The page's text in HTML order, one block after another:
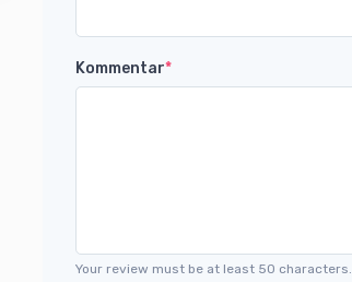
Kommentar*
Your review must be at least 50 characters.